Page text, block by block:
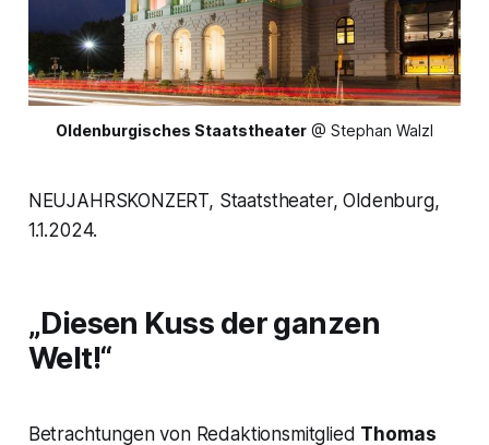
Oldenburgisches Staatstheater @ Stephan Walzl
NEUJAHRSKONZERT, Staatstheater, Oldenburg,
1.1.2024.
„Diesen Kuss der ganzen
Welt!“
Betrachtungen von Redaktionsmitglied Thomas